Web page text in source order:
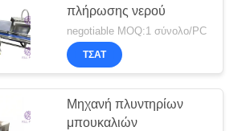
πλήρωσης νερού
negotiable MOQ:1 σύνολο/PC
ΤΣΆΤ
Μηχανή πλυντηρίων
μπουκαλιών